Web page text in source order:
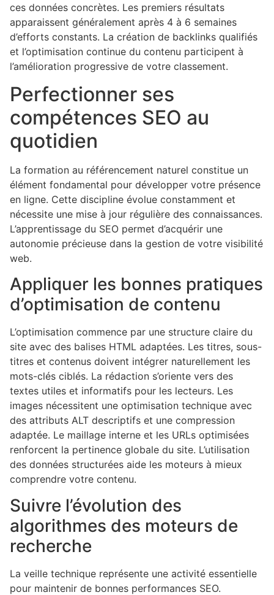
ces données concrètes. Les premiers résultats
apparaissent généralement après 4 à 6 semaines
d’efforts constants. La création de backlinks qualifiés
et l’optimisation continue du contenu participent à
l’amélioration progressive de votre classement.
Perfectionner ses
compétences SEO au
quotidien
La formation au référencement naturel constitue un
élément fondamental pour développer votre présence
en ligne. Cette discipline évolue constamment et
nécessite une mise à jour régulière des connaissances.
L’apprentissage du SEO permet d’acquérir une
autonomie précieuse dans la gestion de votre visibilité
web.
Appliquer les bonnes pratiques
d’optimisation de contenu
L’optimisation commence par une structure claire du
site avec des balises HTML adaptées. Les titres, sous-
titres et contenus doivent intégrer naturellement les
mots-clés ciblés. La rédaction s’oriente vers des
textes utiles et informatifs pour les lecteurs. Les
images nécessitent une optimisation technique avec
des attributs ALT descriptifs et une compression
adaptée. Le maillage interne et les URLs optimisées
renforcent la pertinence globale du site. L’utilisation
des données structurées aide les moteurs à mieux
comprendre votre contenu.
Suivre l’évolution des
algorithmes des moteurs de
recherche
La veille technique représente une activité essentielle
pour maintenir de bonnes performances SEO.